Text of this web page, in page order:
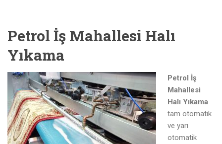
Petrol İş Mahallesi Halı
Yıkama
Petrol İş
Mahallesi
Halı Yıkama
tam otomatik
ve yarı
otomatik